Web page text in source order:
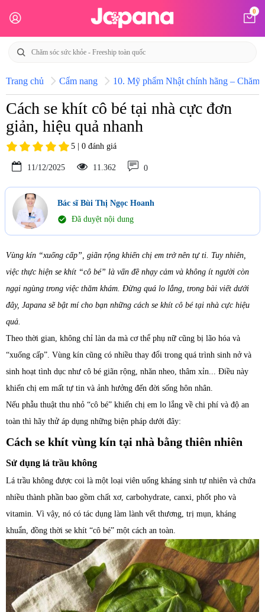
0
Trang chủ Cẩm nang 10. Mỹ phẩm Nhật chính hãng – Chăm
Cách se khít cô bé tại nhà cực đơn
giản, hiệu quả nhanh
5 | 0 đánh giá
11/12/2025 11.362 0
Bác sĩ Bùi Thị Ngọc Hoanh
check_circle Đã duyệt nội dung
Vùng kín “xuống cấp”, giãn rộng khiến chị em trở nên tự ti. Tuy nhiên,
việc thực hiện se khít “cô bé” là vấn đề nhạy cảm và không ít người còn
ngại ngùng trong việc thăm khám. Đừng quá lo lắng, trong bài viết dưới
đây, Japana sẽ bật mí cho bạn những cách se khít cô bé tại nhà cực hiệu
quả.
Theo thời gian, không chỉ làn da mà cơ thể phụ nữ cũng bị lão hóa và
“xuống cấp”. Vùng kín cũng có nhiều thay đổi trong quá trình sinh nở và
sinh hoạt tình dục như cô bé giãn rộng, nhăn nheo, thâm xỉn... Điều này
khiến chị em mất tự tin và ảnh hưởng đến đời sống hôn nhân.
Nếu phẫu thuật thu nhỏ “cô bé” khiến chị em lo lắng về chi phí và độ an
toàn thì hãy thử áp dụng những biện pháp dưới đây:
Cách se khít vùng kín tại nhà bằng thiên nhiên
Sử dụng lá trầu không
Lá trầu không được coi là một loại viên uống kháng sinh tự nhiên và chứa
nhiều thành phần bao gồm chất xơ, carbohydrate, canxi, phốt pho và
vitamin. Vì vậy, nó có tác dụng làm lành vết thương, trị mụn, kháng
khuẩn, đồng thời se khít “cô bé” một cách an toàn.